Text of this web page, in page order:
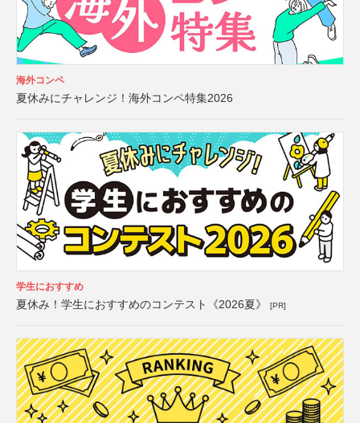
海外コンペ
夏休みにチャレンジ！海外コンペ特集2026
学生におすすめ
夏休み！学生におすすめのコンテスト《2026夏》 [PR]